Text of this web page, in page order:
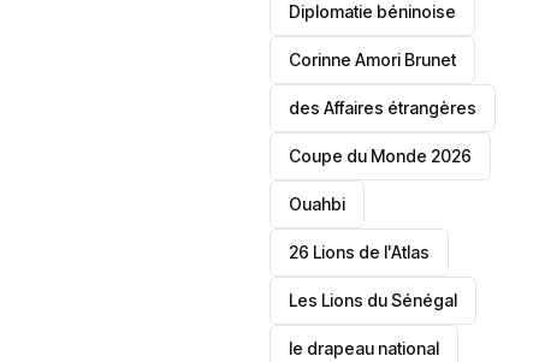
‎Diplomatie béninoise
Corinne Amori Brunet
des Affaires étrangères
‎Coupe du Monde 2026
Ouahbi
26 Lions de l'Atlas
Les Lions du Sénégal
le drapeau national